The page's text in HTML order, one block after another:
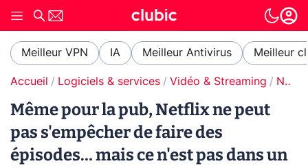
Meilleur VPN IA Meilleur Antivirus Meilleur
Accueil Logiciels & services Vidéo & Streaming Netflix
Même pour la pub, Netflix ne peut
pas s'empêcher de faire des
épisodes… mais ce n'est pas dans un